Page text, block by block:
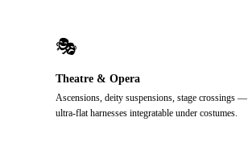
🎭
Theatre & Opera
Ascensions, deity suspensions, stage crossings —
ultra-flat harnesses integratable under costumes.